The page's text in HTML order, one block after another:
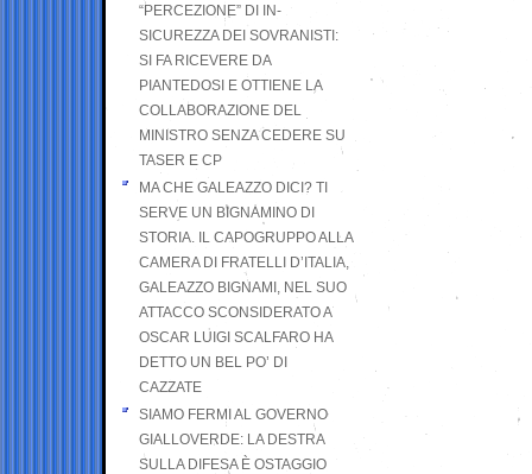
“PERCEZIONE” DI IN-
SICUREZZA DEI SOVRANISTI:
SI FA RICEVERE DA
PIANTEDOSI E OTTIENE LA
COLLABORAZIONE DEL
MINISTRO SENZA CEDERE SU
TASER E CP
MA CHE GALEAZZO DICI? TI
SERVE UN BIGNAMINO DI
STORIA. IL CAPOGRUPPO ALLA
CAMERA DI FRATELLI D’ITALIA,
GALEAZZO BIGNAMI, NEL SUO
ATTACCO SCONSIDERATO A
OSCAR LUIGI SCALFARO HA
DETTO UN BEL PO’ DI
CAZZATE
SIAMO FERMI AL GOVERNO
GIALLOVERDE: LA DESTRA
SULLA DIFESA È OSTAGGIO